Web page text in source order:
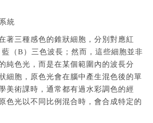
統
著三種感色的錐狀細胞，分別對應紅
藍（B）三色波長；然而，這些細胞並非
純色光，而是在某個範圍內的波長分
細胞，原色光會在腦中產生混色後的單
美術課時，通常都有過水彩調色的經
色光以不同比例混合時，會合成特定的